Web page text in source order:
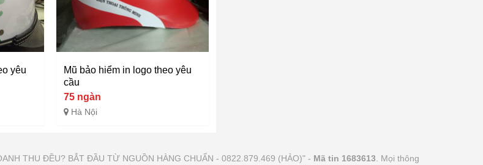
yêu
Mũ bảo hiểm in logo theo yêu
cầu
75 ngàn
Hà Nội
THU ĐỀU? BẮT ĐẦU TỪ NGUỒN HÀNG CHUẨN - 0822.879.469 (HẢO)" - Mã tin 1683613 . Mọi thông